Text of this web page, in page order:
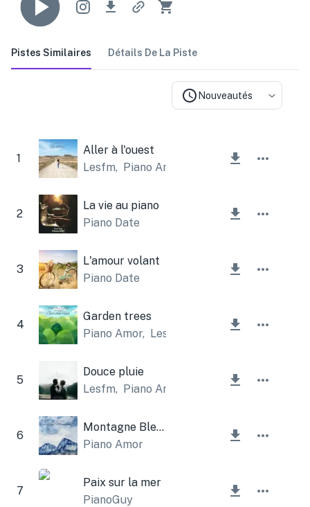
Pistes Similaires Détails De La Piste
Nouveautés
1
Aller à l'ouest
Lesfm, Piano Amor
2
La vie au piano
Piano Date
3
L'amour volant
Piano Date
4
Garden trees
Piano Amor, Lesfm
5
Douce pluie
Lesfm, Piano Amor
6
Montagne Bleue
Piano Amor
7
Paix sur la mer
PianoGuy